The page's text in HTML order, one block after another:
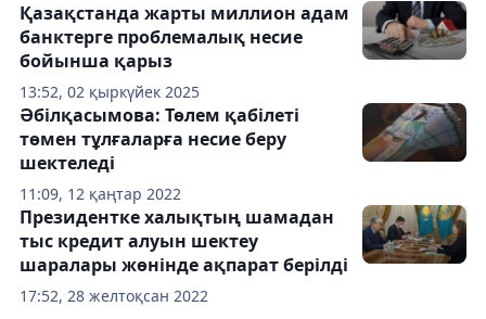
13:52, 02 қыркүйек 2025
Қазақстанда жарты миллион адам
банктерге проблемалық несие
бойынша қарыз
11:09, 12 қаңтар 2022
Әбілқасымова: Төлем қабілеті
төмен тұлғаларға несие беру
шектеледі
17:52, 28 желтоқсан 2022
Президентке халықтың шамадан
тыс кредит алуын шектеу
шаралары жөнінде ақпарат берілді